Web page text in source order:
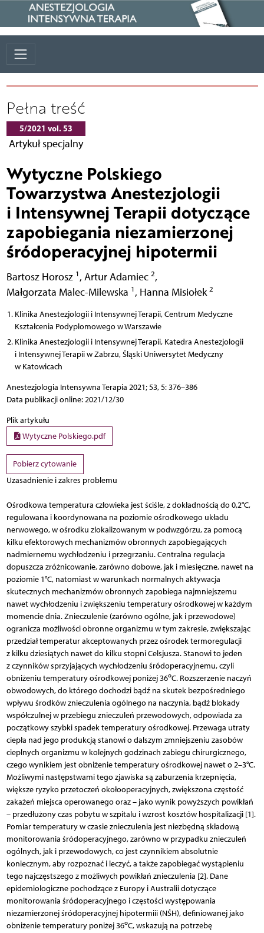
Pełna treść
5/2021 vol. 53
Artykuł specjalny
Wytyczne Polskiego
Towarzystwa Anestezjologii
i Intensywnej Terapii dotyczące
zapobiegania niezamierzonej
śródoperacyjnej hipotermii
Bartosz Horosz 1 , Artur Adamiec 2,
Małgorzata Malec-Milewska 1 , Hanna Misiołek 2
Klinika Anestezjologii i Intensywnej Terapii, Centrum Medyczne
Kształcenia Podyplomowego w Warszawie
Klinika Anestezjologii i Intensywnej Terapii, Katedra Anestezjologii
i Intensywnej Terapii w Zabrzu, Śląski Uniwersytet Medyczny
w Katowicach
Anestezjologia Intensywna Terapia 2021; 53, 5: 376–386
Data publikacji online: 2021/12/30
Plik artykułu
Wytyczne Polskiego.pdf
Pobierz cytowanie
Uzasadnienie i zakres problemu
Ośrodkowa temperatura człowieka jest ściśle, z dokładnością do 0,2°C,
regulowana i koordynowana na poziomie ośrodkowego układu
nerwowego, w ośrodku zlokalizowanym w podwzgórzu, za pomocą
kilku efektorowych mechanizmów obronnych zapobiegających
nadmiernemu wychłodzeniu i przegrzaniu. Centralna regulacja
dopuszcza zróżnicowanie, zarówno dobowe, jak i miesięczne, nawet na
poziomie 1°C, natomiast w warunkach normalnych aktywacja
skutecznych mechanizmów obronnych zapobiega najmniejszemu
nawet wychłodzeniu i zwiększeniu temperatury ośrodkowej w każdym
momencie dnia. Znieczulenie (zarówno ogólne, jak i przewodowe)
ogranicza możliwości obronne organizmu w tym zakresie, zwiększając
przedział temperatur akceptowanych przez ośrodek termoregulacji
z kilku dziesiątych nawet do kilku stopni Celsjusza. Stanowi to jeden
z czynników sprzyjających wychłodzeniu śródoperacyjnemu, czyli
obniżeniu temperatury ośrodkowej poniżej 36oC. Rozszerzenie naczyń
obwodowych, do którego dochodzi bądź na skutek bezpośredniego
wpływu środków znieczulenia ogólnego na naczynia, bądź blokady
współczulnej w przebiegu znieczuleń przewodowych, odpowiada za
początkowy szybki spadek temperatury ośrodkowej. Przewaga utraty
ciepła nad jego produkcją stanowi o dalszym zmniejszeniu zasobów
cieplnych organizmu w kolejnych godzinach zabiegu chirurgicznego,
czego wynikiem jest obniżenie temperatury ośrodkowej nawet o 2–3°C.
Możliwymi następstwami tego zjawiska są zaburzenia krzepnięcia,
większe ryzyko przetoczeń okołooperacyjnych, zwiększona częstość
zakażeń miejsca operowanego oraz – jako wynik powyższych powikłań
– przedłużony czas pobytu w szpitalu i wzrost kosztów hospitalizacji [1].
Pomiar temperatury w czasie znieczulenia jest niezbędną składową
monitorowania śródoperacyjnego, zarówno w przypadku znieczuleń
ogólnych, jak i przewodowych, co jest czynnikiem absolutnie
koniecznym, aby rozpoznać i leczyć, a także zapobiegać wystąpieniu
tego najczęstszego z możliwych powikłań znieczulenia [2]. Dane
epidemiologiczne pochodzące z Europy i Australii dotyczące
monitorowania śródoperacyjnego i częstości występowania
niezamierzonej śródoperacyjnej hipotermiii (NŚH), definiowanej jako
obniżenie temperatury poniżej 36oC, wskazują na potrzebę